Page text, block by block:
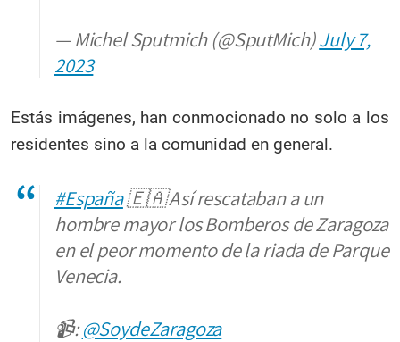
— Michel Sputmich (@SputMich)July 7,
2023
Estás imágenes, han conmocionado no solo a los
residentes sino a la comunidad en general.
#España🇪🇦 Así rescataban a un
hombre mayor los Bomberos de Zaragoza
en el peor momento de la riada de Parque
Venecia.
📹:@SoydeZaragoza